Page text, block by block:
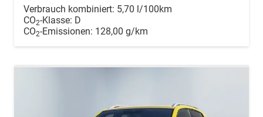
Verbrauch kombiniert: 5,70 l/100km
CO2-Klasse: D
CO2-Emissionen: 128,00 g/km